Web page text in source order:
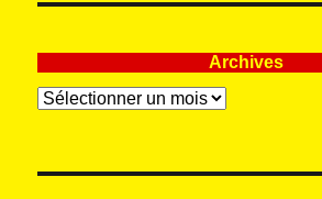
Archives
Archives